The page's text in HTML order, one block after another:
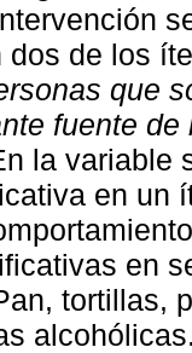
de los
que
fuente
la variable
en un
en
tortillas,